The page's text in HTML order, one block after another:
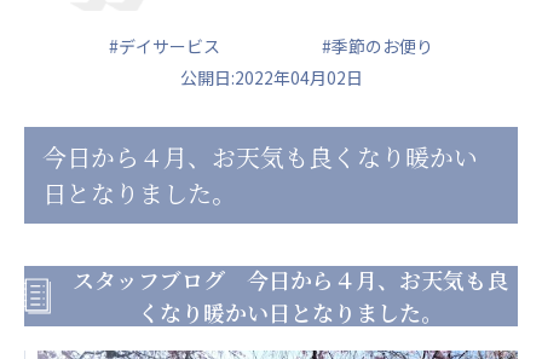
株式会社 サンガジャパン
株式会社日本遮蔽技研
株式会社Genkiリレーションズ
一般社団法人 日本高齢者福祉協会
日本高齢者福祉協会
株式会社 爽やかな風沖縄
爽やかな風 中部エリア
株式会社 鷹揚館
鷹揚館
#デイサービス
#季節のお便り
公開日:2022年04月02日
今日から４月、お天気も良くなり暖かい
日となりました。
スタッフブログ 今日から４月、お天気も良
くなり暖かい日となりました。